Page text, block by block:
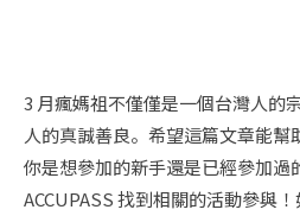
3 月瘋媽祖不僅僅是一個台灣人的
人的真誠善良。希望這篇文章能
你是想參加的新手還是已經參加過
ACCUPASS 找到相關的活動參與